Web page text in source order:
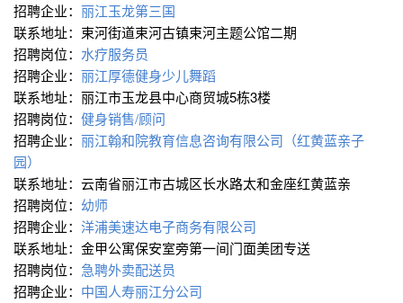
招聘企业： 丽江玉龙第三国
联系地址：束河街道束河古镇束河主题公馆二期
招聘岗位： 水疗服务员
招聘企业： 丽江厚德健身少儿舞蹈
联系地址：丽江市玉龙县中心商贸城5栋3楼
招聘岗位： 健身销售/顾问
招聘企业： 丽江翰和院教育信息咨询有限公司（红黄蓝亲子
园）
联系地址：云南省丽江市古城区长水路太和金座红黄蓝亲
招聘岗位： 幼师
招聘企业： 洋浦美速达电子商务有限公司
联系地址：金甲公寓保安室旁第一间门面美团专送
招聘岗位： 急聘外卖配送员
招聘企业： 中国人寿丽江分公司